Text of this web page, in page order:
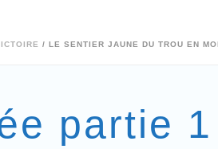
/ LE SENTIER JAUNE DU TROU EN
partie 1